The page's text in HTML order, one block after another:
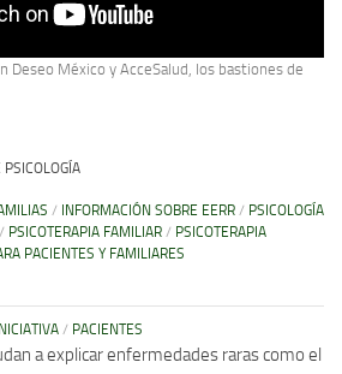
Deseo México y AcceSalud, los bastiones de
/ INFORMACIÓN SOBRE EERR / PSICOLOGÍA
/ PSICOTERAPIA FAMILIAR / PSICOTERAPIA
PACIENTES Y FAMILIARES
INICIATIVA / PACIENTES
a explicar enfermedades raras como el